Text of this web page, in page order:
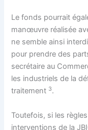
Le fonds pourrait
manœuvre réalisée
ne semble ainsi
pour prendre des
secrétaire au
les industriels de la
traitement 3.
Toutefois, si les
interventions de la